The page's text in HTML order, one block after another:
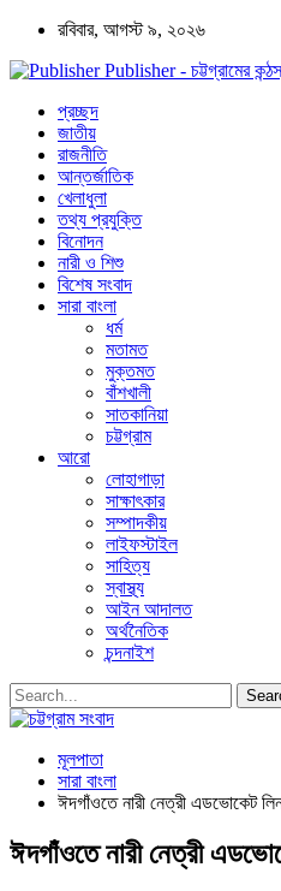
রবিবার, আগস্ট ৯, ২০২৬
Publisher - চট্টগ্রামের
প্রচ্ছদ
জাতীয়
রাজনীতি
আন্তর্জাতিক
খেলাধুলা
তথ্য প্রযুক্তি
বিনোদন
নারী ও শিশু
বিশেষ সংবাদ
সারা বাংলা
ধর্ম
মতামত
মুক্তমত
বাঁশখালী
সাতকানিয়া
চট্টগ্রাম
আরো
লোহাগাড়া
সাক্ষাৎকার
সম্পাদকীয়
লাইফস্টাইল
সাহিত্য
স্বাস্থ্য
আইন আদালত
অর্থনৈতিক
চন্দনাইশ
মূলপাতা
সারা বাংলা
ঈদগাঁওতে নারী নেত্রী এডভোকেট
ঈদগাঁওতে নারী নেত্রী